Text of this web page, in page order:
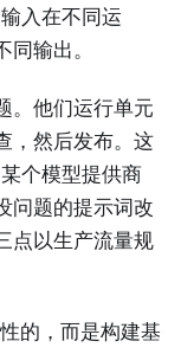
入在不同运
输出。
。他们运行单元
，然后发布。这
个模型提供商
问题的提示词改
点以生产流量规
的，而是构建基